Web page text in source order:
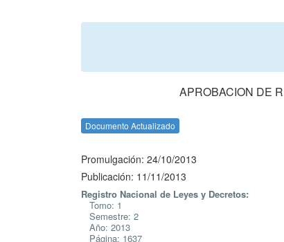
APROBACION DE
Documento Actualizado
Promulgación: 24/10/2013
Publicación: 11/11/2013
Registro Nacional de Leyes y Decretos:
Tomo: 1
Semestre: 2
Año: 2013
Página: 1637